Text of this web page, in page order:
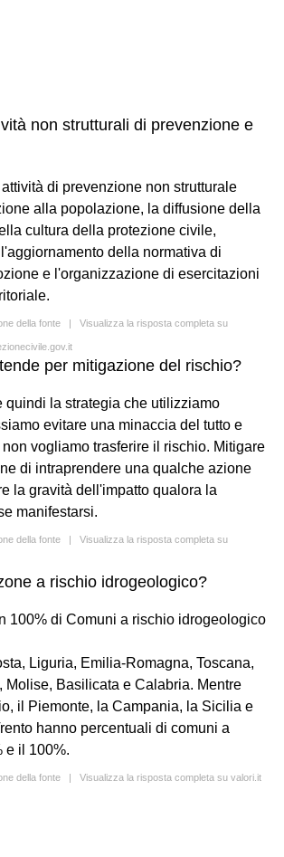
non strutturali di prevenzione e
di prevenzione non strutturale
alla popolazione, la diffusione della
cultura della protezione civile,
della normativa di
e l'organizzazione di esercitazioni
della fonte | Visualizza la risposta completa su
per mitigazione del rischio?
quindi la strategia che utilizziamo
evitare una minaccia del tutto e
vogliamo trasferire il rischio. Mitigare
di intraprendere una qualche azione
la gravità dell'impatto qualora la
manifestarsi.
della fonte | Visualizza la risposta completa su
a rischio idrogeologico?
100% di Comuni a rischio idrogeologico
Liguria, Emilia-Romagna, Toscana,
Molise, Basilicata e Calabria. Mentre
il Piemonte, la Campania, la Sicilia e
hanno percentuali di comuni a
e il 100%.
della fonte | Visualizza la risposta completa su valori.it